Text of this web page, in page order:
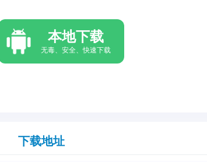
本地下载
无毒、安全、快速下载
下载地址